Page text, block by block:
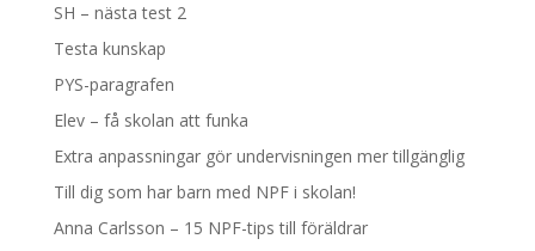
SH – nästa test 2
Testa kunskap
PYS-paragrafen
Elev – få skolan att funka
Extra anpassningar gör undervisningen mer tillgänglig
Till dig som har barn med NPF i skolan!
Anna Carlsson – 15 NPF-tips till föräldrar